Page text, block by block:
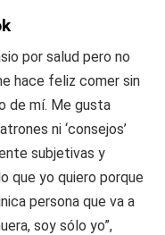
por salud pero no
hace feliz comer sin
de mí. Me gusta
ni ‘consejos’
subjetivas y
que yo quiero porque
persona que va a
soy sólo yo”,